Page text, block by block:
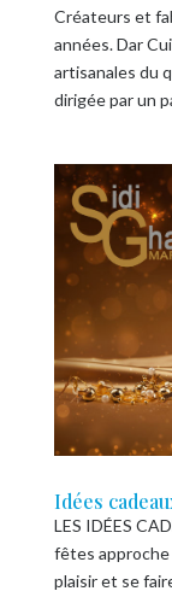
Créateurs et
années. Dar
artisanales du
dirigée par un
Idées
LES IDÉES
fêtes approche
plaisir et se